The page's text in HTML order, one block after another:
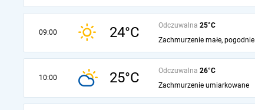
09:00 24°C Odczuwalna 25°C
Zachmurzenie małe, pogodnie
10:00 25°C Odczuwalna 26°C
Zachmurzenie umiarkowane